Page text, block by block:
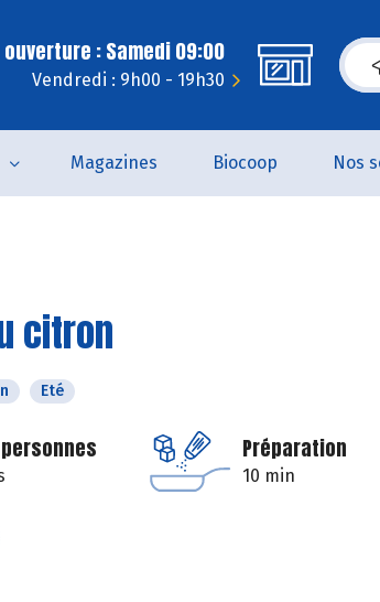
: Samedi 09:00
Vendredi : 9h00 - 19h30
Magazines Biocoop Nos
citron
Eté
Préparation
10 min